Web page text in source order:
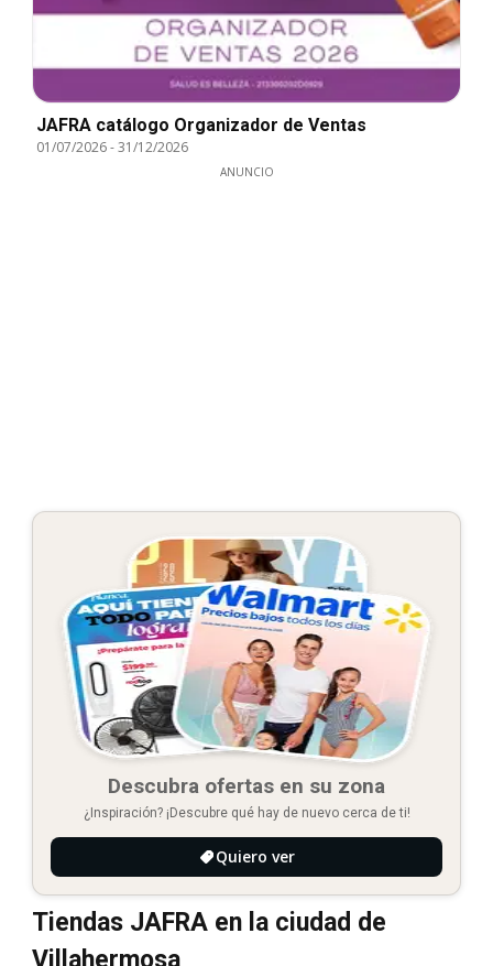
JAFRA catálogo Organizador de Ventas
01/07/2026-31/12/2026
ANUNCIO
Descubra ofertas en su zona
¿Inspiración? ¡Descubre qué hay de nuevo cerca de ti!
Quiero ver
Tiendas JAFRA en la ciudad de
Villahermosa